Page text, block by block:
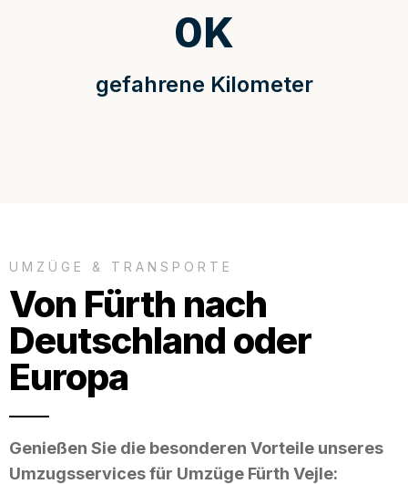
gefahrene Kilometer
0K
UMZÜGE & TRANSPORTE
Von Fürth nach
Deutschland oder
Europa
Genießen Sie die besonderen Vorteile unseres
Umzugsservices für Umzüge Fürth Vejle: